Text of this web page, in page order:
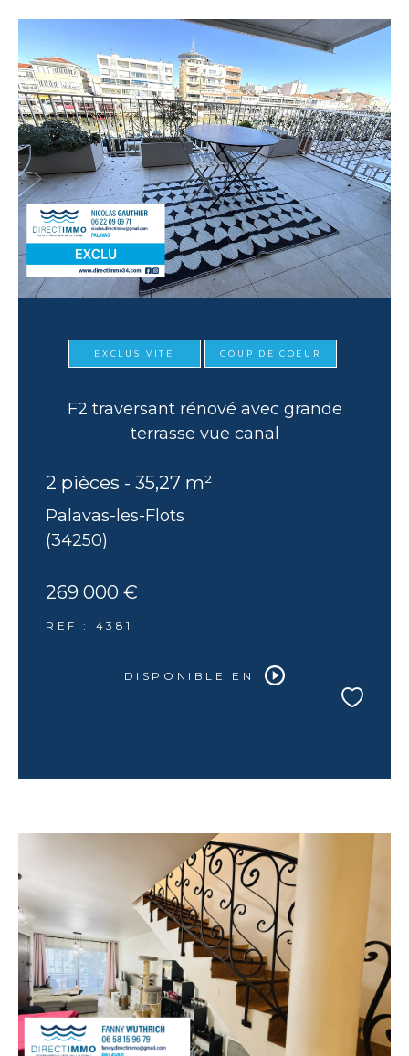
EXCLUSIVITÉ COUP DE COEUR
F2 traversant rénové avec grande
terrasse vue canal
2 pièces - 35,27 m²
Palavas-les-Flots
(34250)
269 000 €
REF : 4381
DISPONIBLE EN